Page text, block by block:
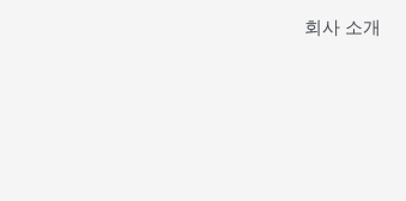
회사 소개